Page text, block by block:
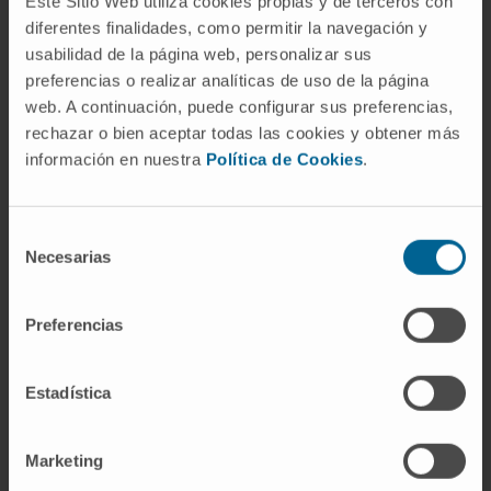
diferentes finalidades, como permitir la navegación y
usabilidad de la página web, personalizar sus
preferencias o realizar analíticas de uso de la página
web. A continuación, puede configurar sus preferencias,
rechazar o bien aceptar todas las cookies y obtener más
información en nuestra Política de Cookies.
Necesarias
Preferencias
Estadística
Marketing
parte del material analítico.
¿Se utiliza la asociación libre fuera
del psicoanálisis?
Sí, aunque con matices. Variaspsicoterapias
elementos de la asociación libre,
focalizados. En la investigación experimental,
emplean para estudiar la estructura de la
puramente cognitivo que nada tiene que ver
Referencias